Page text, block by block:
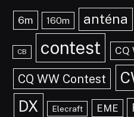
6m 160m anténa
CB contest CQ
CQ WW Contest
DX Elecraft EME